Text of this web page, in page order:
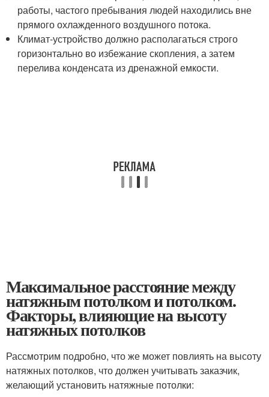
работы, частого пребывания людей находились вне
прямого охлажденного воздушного потока.
Климат-устройство должно располагаться строго
горизонтально во избежание скопления, а затем
перелива конденсата из дренажной емкости.
Максимальное расстояние между
натяжным потолком и потолком.
Факторы, влияющие на высоту
натяжных потолков
Рассмотрим подробно, что же может повлиять на высоту
натяжных потолков, что должен учитывать заказчик,
желающий установить натяжные потолки: